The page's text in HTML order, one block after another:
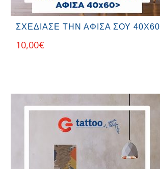
ΣΧΕΔΙΑΣΕ ΤΗΝ ΑΦΙΣΑ ΣΟΥ 40Χ60
10,00€